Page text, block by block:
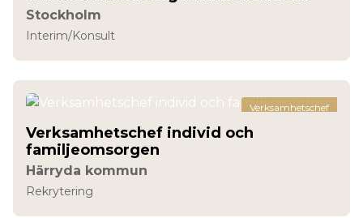
Stockholm
Interim/Konsult
Verksamhetschef
Verksamhetschef individ och
familjeomsorgen
Härryda kommun
Rekrytering